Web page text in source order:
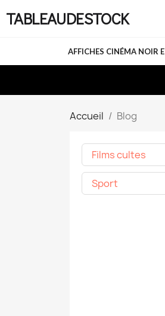
TABLEAUDESTOCK
AFFICHES CINÉMA NOIR
Accueil Blog
Films cultes
Sport